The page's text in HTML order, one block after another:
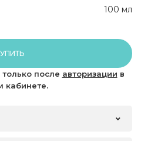
100 мл
после авторизации в
кабинете.